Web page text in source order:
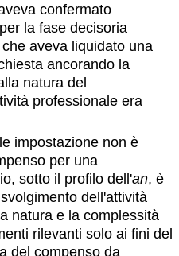
confermato
la fase decisoria
aveva liquidato una
ancorando la
natura del
professionale era
impostazione non è
per una
sotto il profilo dell'an, è
dell'attività
natura e la complessità
rilevanti solo ai fini del
del compenso da